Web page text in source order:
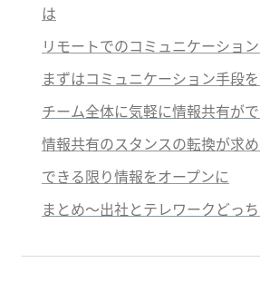
は
リモートでのコミュニケーショ
まずはコミュニケーション手段
チーム全体に気軽に情報共有が
情報共有のスタンスの転換が求
できる限り情報をオープンに
まとめ〜出社とテレワークどっ